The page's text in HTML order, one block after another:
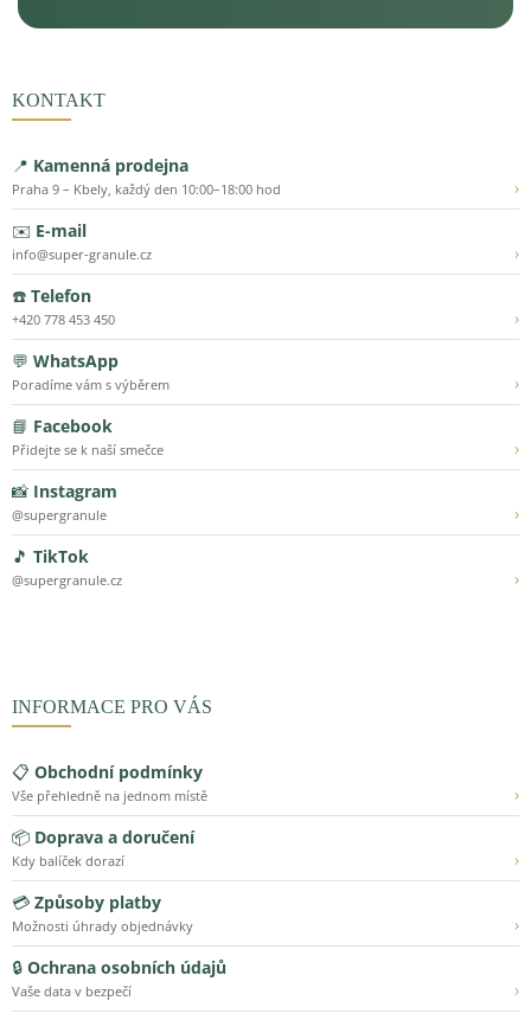
KONTAKT
📍 Kamenná prodejna
Praha 9 – Kbely, každý den 10:00–18:00 hod
›
✉️ E-mail
info@super-granule.cz
›
☎️ Telefon
+420 778 453 450
›
💬 WhatsApp
Poradíme vám s výběrem
›
📘 Facebook
Přidejte se k naší smečce
›
📸 Instagram
@supergranule
›
🎵 TikTok
@supergranule.cz ›
INFORMACE PRO VÁS
📋 Obchodní podmínky
Vše přehledně na jednom místě
›
📦 Doprava a doručení
Kdy balíček dorazí
›
💳 Způsoby platby
Možnosti úhrady objednávky
›
🔒 Ochrana osobních údajů
Vaše data v bezpečí
›